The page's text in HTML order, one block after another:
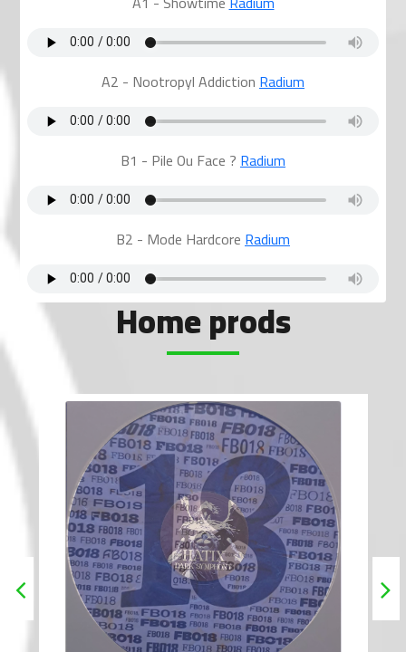
A2 - Nootropyl AddictionRadium
B1 - Pile Ou Face ?Radium
B2 - Mode HardcoreRadium
Home prods